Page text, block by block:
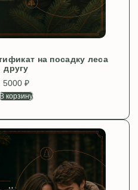
на посадку леса
другу
5000 ₽
В корзину